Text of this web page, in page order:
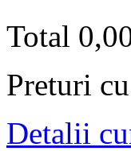
Total
Preturi
Detalii